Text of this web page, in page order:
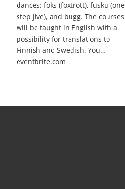
dances: foks (foxtrott), fusku (one
step jive), and bugg. The courses
will be taught in English with a
possibility for translations to
Finnish and Swedish. You…
eventbrite.com